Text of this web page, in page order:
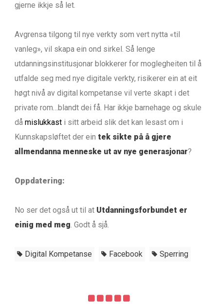
gjerne ikkje så let.
Avgrensa tilgong til nye verkty som vert nytta «til
vanleg», vil skapa ein ond sirkel. Så lenge
utdanningsinstitusjonar blokkerer for moglegheiten til å
utfalde seg med nye digitale verkty, risikerer ein at eit
høgt nivå av digital kompetanse vil verte skapt i det
private rom…blandt dei få. Har ikkje barnehage og skule
då mislukkast i sitt arbeid slik det kan lesast om i
Kunnskapsløftet der ein tek sikte på å gjere
allmendanna menneske ut av nye generasjonar?
Oppdatering:
No ser det også ut til at Utdanningsforbundet er
einig med meg. Godt å sjå.
Digital Kompetanse Facebook Sperring